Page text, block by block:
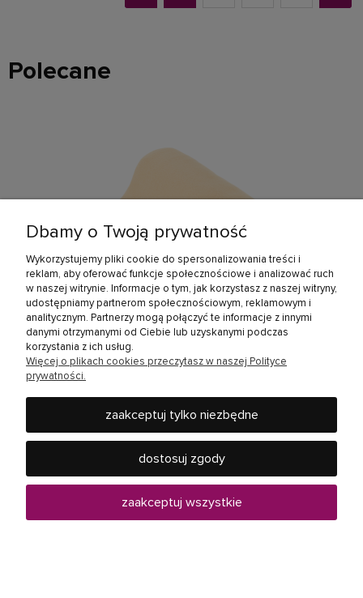
Polecane
Koc polarowy Teesa
17,99 zł
do koszyka
Dbamy o Twoją prywatność
Wykorzystujemy pliki cookie do spersonalizowania treści i
reklam, aby oferować funkcje społecznościowe i analizować ruch
w naszej witrynie. Informacje o tym, jak korzystasz z naszej witryny,
udostępniamy partnerom społecznościowym, reklamowym i
analitycznym. Partnerzy mogą połączyć te informacje z innymi
danymi otrzymanymi od Ciebie lub uzyskanymi podczas
korzystania z ich usług.
Więcej o plikach cookies przeczytasz w naszej Polityce
prywatności.
zaakceptuj tylko niezbędne
dostosuj zgody
zaakceptuj wszystkie